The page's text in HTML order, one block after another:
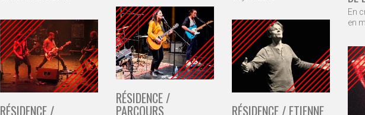
En
en
RÉSIDENCE /
PARCOURS
RÉSIDENCE / RÉSIDENCE / ETIENNE